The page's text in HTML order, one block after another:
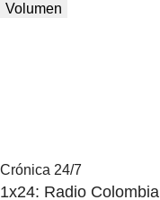
Volumen
Crónica 24/7
1x24: Radio Colombia